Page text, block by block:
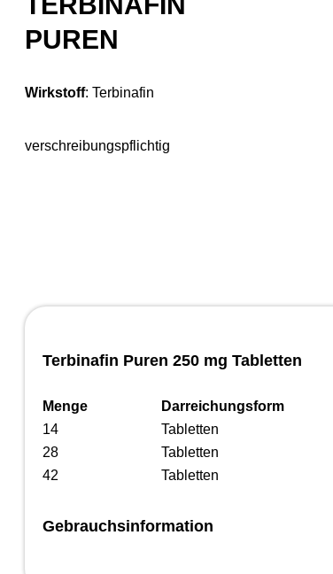
PUREN
Wirkstoff: Terbinafin
verschreibungspflichtig
Terbinafin Puren 250 mg Tabletten
Menge
14
28
42
Darreichungsform
Tabletten
Tabletten
Tabletten
Gebrauchsinformation